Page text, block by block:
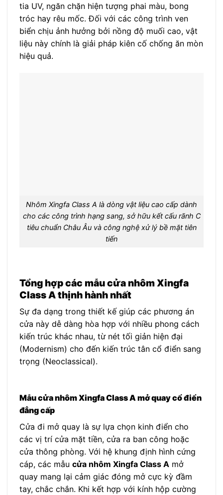
tia UV, ngăn chặn hiện tượng phai màu, bong
tróc hay rêu mốc. Đối với các công trình ven
biển chịu ảnh hưởng bởi nồng độ muối cao, vật
liệu này chính là giải pháp kiên cố chống ăn mòn
hiệu quả.
Nhôm Xingfa Class A là dòng vật liệu cao cấp dành
cho các công trình hạng sang, sở hữu kết cấu rãnh C
tiêu chuẩn Châu Âu và công nghệ xử lý bề mặt tiên
tiến
Tổng hợp các mẫu cửa nhôm Xingfa
Class A thịnh hành nhất
Sự đa dạng trong thiết kế giúp các phương án
cửa này dễ dàng hòa hợp với nhiều phong cách
kiến trúc khác nhau, từ nét tối giản hiện đại
(Modernism) cho đến kiến trúc tân cổ điển sang
trọng (Neoclassical).
Mẫu cửa nhôm Xingfa Class A mở quay cổ điển
đẳng cấp
Cửa đi mở quay là sự lựa chọn kinh điển cho
các vị trí cửa mặt tiền, cửa ra ban công hoặc
cửa thông phòng. Với hệ khung định hình cứng
cáp, các mẫu cửa nhôm Xingfa Class A mở
quay mang lại cảm giác đóng mở cực kỳ đầm
tay, chắc chắn. Khi kết hợp với kính hộp cường